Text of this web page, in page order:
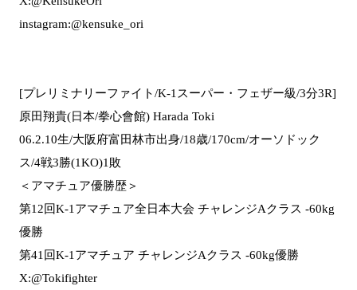
instagram:@kensuke_ori
[プレリミナリーファイト/K-1スーパー・フェザー級/3分3R]
原田翔貴(日本/拳心會館) Harada Toki
06.2.10生/大阪府富田林市出身/18歳/170cm/オーソドック
ス/4戦3勝(1KO)1敗
＜アマチュア優勝歴＞
第12回K-1アマチュア全日本大会 チャレンジAクラス -60kg
優勝
第41回K-1アマチュア チャレンジAクラス -60kg優勝
X:@Tokifighter